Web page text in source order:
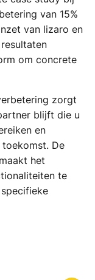
van 15%
van lizaro en
om concrete
zorgt
blijft die u
en
De
het
te